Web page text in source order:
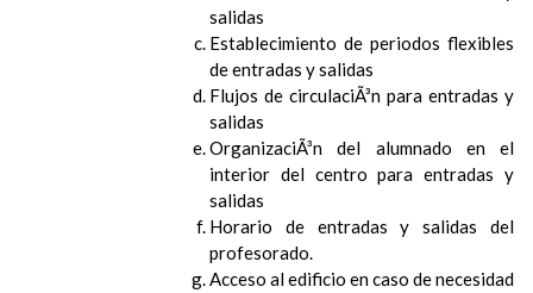
salidas
Establecimiento de periodos flexibles
de entradas y salidas
Flujos de circulaciÃ³n para entradas y
salidas
OrganizaciÃ³n del alumnado en el
interior del centro para entradas y
salidas
Horario de entradas y salidas del
profesorado.
Acceso al edificio en caso de necesidad